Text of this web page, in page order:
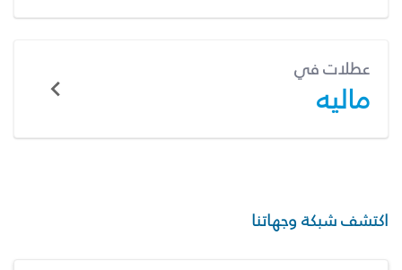
عطلات في
ماليه
اكتشف شبكة وجهاتنا